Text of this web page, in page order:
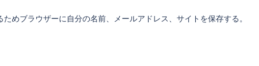
めブラウザーに自分の名前、メールアドレス、サイトを保存する。